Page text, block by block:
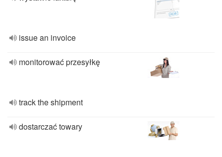
issue an invoice
monitorować przesyłkę
track the shipment
dostarczać towary